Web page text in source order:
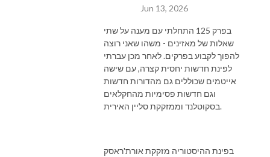
Jun 13, 2026
בפרק 125 התחלתי עם מענה על שתי
שאלות של מאזינים - משהו שאני רוצה
להפוך לקבוע בפרקים. לאחר מכן עברתי
לפינת חדשות יחסית קצרה, עם שישה
אייטמים שכוללים גם מהדורות חדשות
וגם חדשות פסימיות מהחקלאים
בסקוטלנד וממזקקת סליין האירית.
בפינת ההיסטוריה מזקקת אורת'ראסק